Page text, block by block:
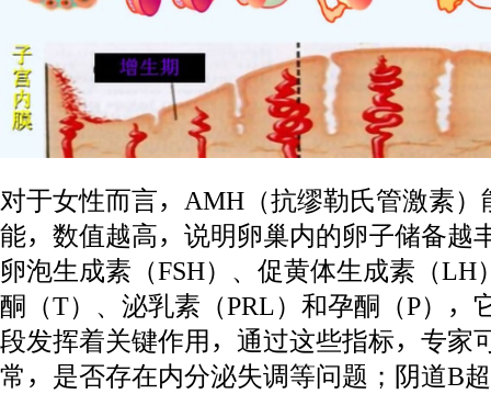
对于女性而言，AMH（抗缪勒氏管激素
能，数值越高，说明卵巢内的卵子储备越
卵泡生成素（FSH）、促黄体生成素（LH
酮（T）、泌乳素（PRL）和孕酮（P），
段发挥着关键作用，通过这些指标，专家
常，是否存在内分泌失调等问题；阴道B